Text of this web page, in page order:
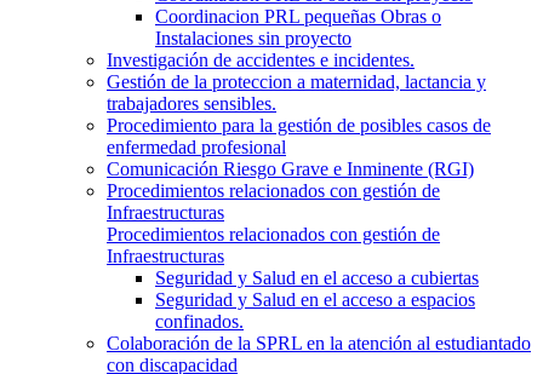
Coordinacion PRL pequeñas Obras o
Instalaciones sin proyecto
Investigación de accidentes e incidentes.
Gestión de la proteccion a maternidad, lactancia y
trabajadores sensibles.
Procedimiento para la gestión de posibles casos de
enfermedad profesional
Comunicación Riesgo Grave e Inminente (RGI)
Procedimientos relacionados con gestión de
Infraestructuras
Procedimientos relacionados con gestión de
Infraestructuras
Seguridad y Salud en el acceso a cubiertas
Seguridad y Salud en el acceso a espacios
confinados.
Colaboración de la SPRL en la atención al estudiantado
con discapacidad